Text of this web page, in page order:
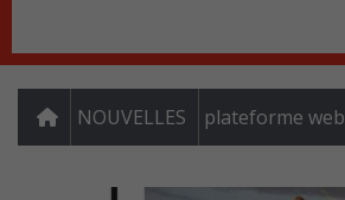
NOUVELLES plateforme web